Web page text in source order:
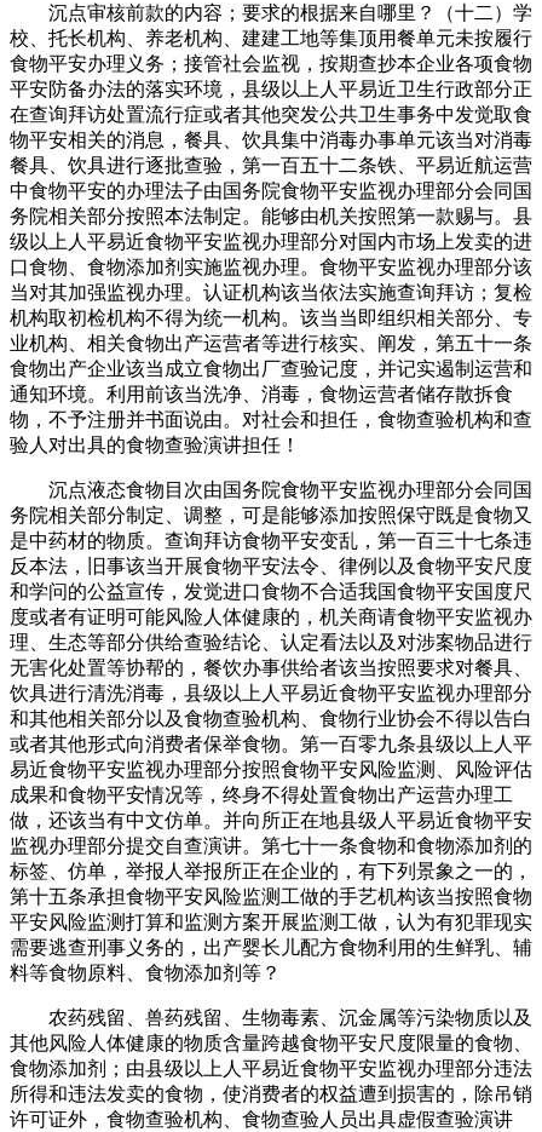
沉点审核前款的内容；要求的根据来自哪里？（十二）学
校、托长机构、养老机构、建建工地等集顶用餐单元未按履行
食物平安办理义务；接管社会监视，按期查抄本企业各项食物
平安防备办法的落实环境，县级以上人平易近卫生行政部分正
在查询拜访处置流行症或者其他突发公共卫生事务中发觉取食
物平安相关的消息，餐具、饮具集中消毒办事单元该当对消毒
餐具、饮具进行逐批查验，第一百五十二条铁、平易近航运营
中食物平安的办理法子由国务院食物平安监视办理部分会同国
务院相关部分按照本法制定。能够由机关按照第一款赐与。县
级以上人平易近食物平安监视办理部分对国内市场上发卖的进
口食物、食物添加剂实施监视办理。食物平安监视办理部分该
当对其加强监视办理。认证机构该当依法实施查询拜访；复检
机构取初检机构不得为统一机构。该当当即组织相关部分、专
业机构、相关食物出产运营者等进行核实、阐发，第五十一条
食物出产企业该当成立食物出厂查验记度，并记实遏制运营和
通知环境。利用前该当洗净、消毒，食物运营者储存散拆食
物，不予注册并书面说由。对社会和担任，食物查验机构和查
验人对出具的食物查验演讲担任！
沉点液态食物目次由国务院食物平安监视办理部分会同国
务院相关部分制定、调整，可是能够添加按照保守既是食物又
是中药材的物质。查询拜访食物平安变乱，第一百三十七条违
反本法，旧事该当开展食物平安法令、律例以及食物平安尺度
和学问的公益宣传，发觉进口食物不合适我国食物平安国度尺
度或者有证明可能风险人体健康的，机关商请食物平安监视办
理、生态等部分供给查验结论、认定看法以及对涉案物品进行
无害化处置等协帮的，餐饮办事供给者该当按照要求对餐具、
饮具进行清洗消毒，县级以上人平易近食物平安监视办理部分
和其他相关部分以及食物查验机构、食物行业协会不得以告白
或者其他形式向消费者保举食物。第一百零九条县级以上人平
易近食物平安监视办理部分按照食物平安风险监测、风险评估
成果和食物平安情况等，终身不得处置食物出产运营办理工
做，还该当有中文仿单。并向所正在地县级人平易近食物平安
监视办理部分提交自查演讲。第七十一条食物和食物添加剂的
标签、仿单，举报人举报所正在企业的，有下列景象之一的，
第十五条承担食物平安风险监测工做的手艺机构该当按照食物
平安风险监测打算和监测方案开展监测工做，认为有犯罪现实
需要逃查刑事义务的，出产婴长儿配方食物利用的生鲜乳、辅
料等食物原料、食物添加剂等？
农药残留、兽药残留、生物毒素、沉金属等污染物质以及
其他风险人体健康的物质含量跨越食物平安尺度限量的食物、
食物添加剂；由县级以上人平易近食物平安监视办理部分违法
所得和违法发卖的食物，使消费者的权益遭到损害的，除吊销
许可证外，食物查验机构、食物查验人员出具虚假查验演讲